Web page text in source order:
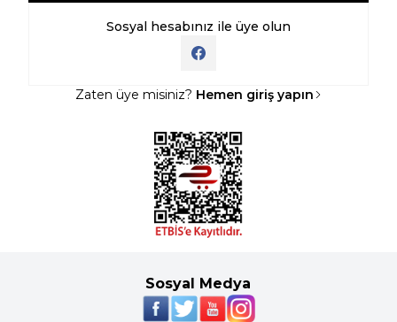
Sosyal hesabınız ile üye olun
Zaten üye misiniz? Hemen giriş yapın
Sosyal Medya